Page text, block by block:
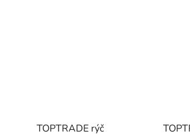
TOPTRADE rýč